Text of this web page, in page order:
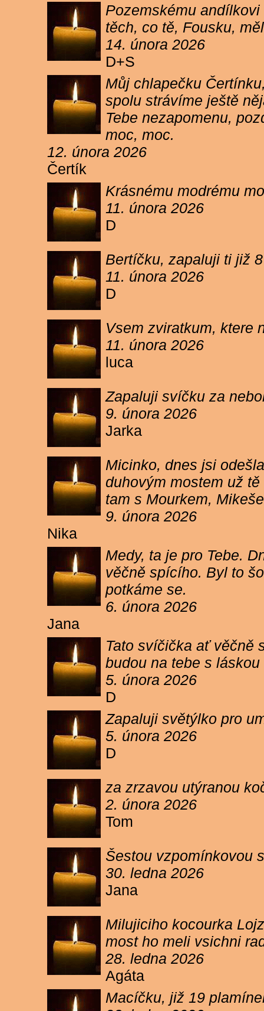
Pozemskému
těch, co tě, Fousku,
14. února 2026
D+S
Můj chlapečku
spolu strávíme ještě
Tebe nezapomenu,
moc, moc.
12. února 2026
Čertík
Krásnému modrému
11. února 2026
D
Bertíčku, zapaluji ti již
11. února 2026
D
Vsem zviratkum, ktere
11. února 2026
luca
Zapaluji svíčku za
9. února 2026
Jarka
Micinko, dnes jsi
duhovým mostem už
tam s Mourkem,
9. února 2026
Nika
Medy, ta je pro Tebe.
věčně spícího. Byl to
potkáme se.
6. února 2026
Jana
Tato svíčička ať věčně
budou na tebe s
5. února 2026
D
Zapaluji světýlko pro
5. února 2026
D
za zrzavou utýranou
2. února 2026
Tom
Šestou vzpomínkovou
30. ledna 2026
Jana
Milujiciho kocourka
most ho meli vsichni
28. ledna 2026
Agáta
Macíčku, již 19